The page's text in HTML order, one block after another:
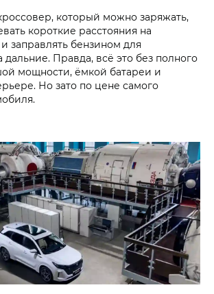
который можно заряжать,
короткие расстояния на
заправлять бензином для
дальние. Правда, всё это без полного
мощности, ёмкой батареи и
Но зато по цене самого